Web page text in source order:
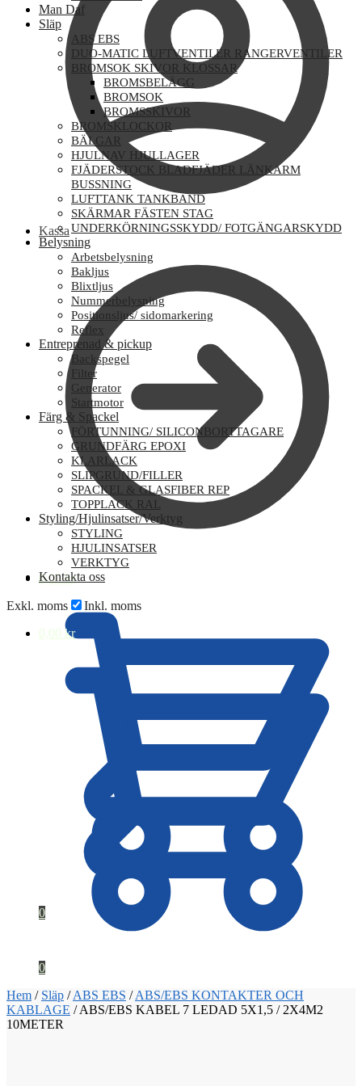
Kassa
0,00kr
0
Man Daf
Släp
ABS EBS
DUO-MATIC LUFTVENTILER RANGERVENTILER
BROMSOK SKIVOR KLOSSAR
BROMSBELÄGG
BROMSOK
BROMSSKIVOR
BROMSKLOCKOR
BÄLGAR
HJULNAV HJULLAGER
FJÄDERSTOCK BLADFJÄDER LÄNKARM
BUSSNING
LUFTTANK TANKBAND
SKÄRMAR FÄSTEN STAG
UNDERKÖRNINGSSKYDD/ FOTGÄNGARSKYDD
Belysning
Arbetsbelysning
Bakljus
Blixtljus
Nummerbelysning
Positionsljus/ sidomarkering
Reflex
Entreprenad & pickup
Backspegel
Filter
Generator
Startmotor
Färg & Spackel
FÖRTUNNING/ SILICONBORTTAGARE
GRUNDFÄRG EPOXI
KLARLACK
SLIPGRUND/FILLER
SPACKEL & GLASFIBER REP
TOPPLACK RAL
Styling/Hjulinsatser/Verktyg
STYLING
HJULINSATSER
VERKTYG
Kontakta oss
Exkl. moms
Inkl. moms
0,00 kr
0
Hem / Släp /ABS EBS /ABS/EBS KONTAKTER OCH
KABLAGE /ABS/EBS KABEL 7 LEDAD 5X1,5 / 2X4M2
10METER